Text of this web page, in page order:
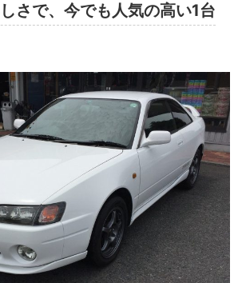
さで、今でも人気の高い1台